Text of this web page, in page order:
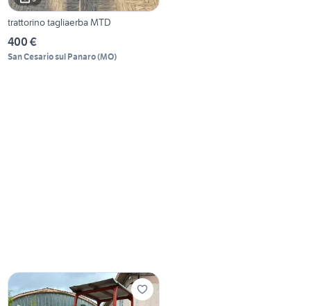
trattorino tagliaerba MTD
400 €
San Cesario sul Panaro(MO)